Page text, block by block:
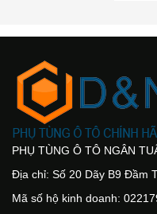
PHỤ TÙNG Ô TÔ NGÂN
Địa chỉ: Số 20 Dãy B9 Đầm
Mã số hộ kinh doanh: